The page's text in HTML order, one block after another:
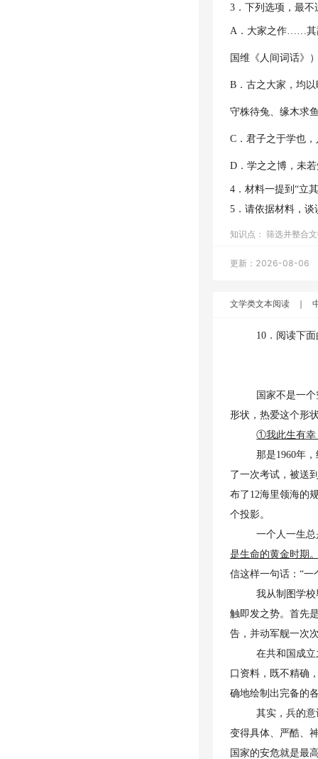
3．下列选项，最
A．大家之作……其
国维《人间词话》
B．古之大家，均
守株待兔、缘木求
C．君子之于学也
D．学之之博，未
4．材料一提到“立
5．请依据材料，谈
知识点： 筛选并整合
更新：2026-08-06
文学类文本阅读 ｜
10．阅读下
国家不是一
形状，热爱这个形
①我此生有幸
那是1960年
了一次考试，被送
布了12海里领海的
个投影。
一个人一生
是生命的黄金时期
信这样一句话：“一
我从制图学
触即发之势。首先
告，并动军舰一次
在共和国成
口资料，既不精确
确地绘制出完备的
其实，兵的
变得具体、严酷、
国家的安危就是最